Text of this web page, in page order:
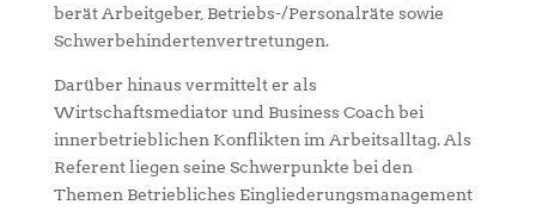
berät Arbeitgeber, Betriebs-/Personalräte sowie
Schwerbehindertenvertretungen.
Darüber hinaus vermittelt er als
Wirtschaftsmediator und Business Coach bei
innerbetrieblichen Konflikten im Arbeitsalltag. Als
Referent liegen seine Schwerpunkte bei den
Themen Betriebliches Eingliederungsmanagement